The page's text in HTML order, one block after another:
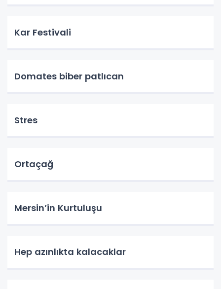
Kar Festivali
Domates biber patlıcan
Stres
Ortaçağ
Mersin’in Kurtuluşu
Hep azınlıkta kalacaklar